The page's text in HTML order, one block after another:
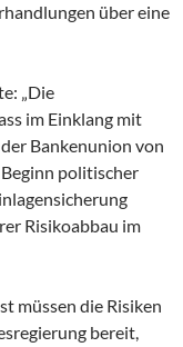
über eine
„Die
im Einklang mit
Bankenunion von
politischer
Risikoabbau im
müssen die Risiken
bereit,